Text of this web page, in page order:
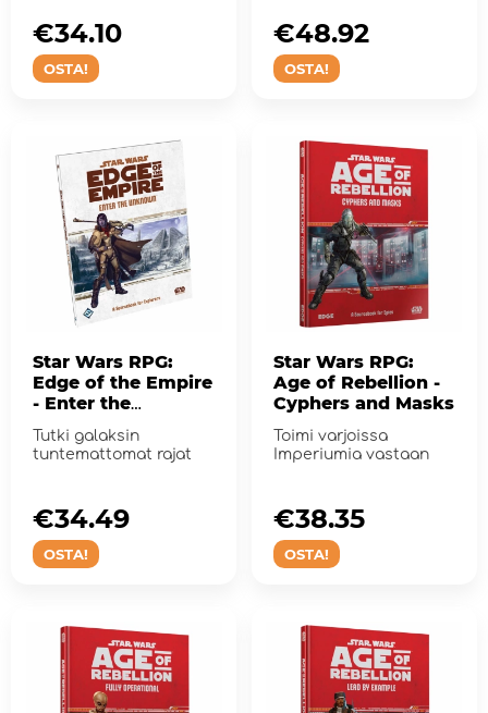
OSTA!
€34.10
OSTA!
€48.92
Star Wars RPG:
Edge of the Empire
- Enter the
Unknown
Tutki galaksin
tuntemattomat rajat
OSTA!
€34.49
Star Wars RPG:
Age of Rebellion -
Cyphers and Masks
Toimi varjoissa
Imperiumia vastaan
OSTA!
€38.35